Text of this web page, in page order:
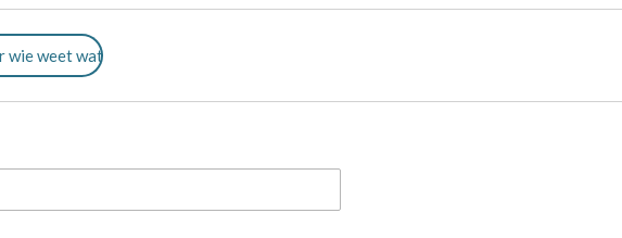
wie weet wat